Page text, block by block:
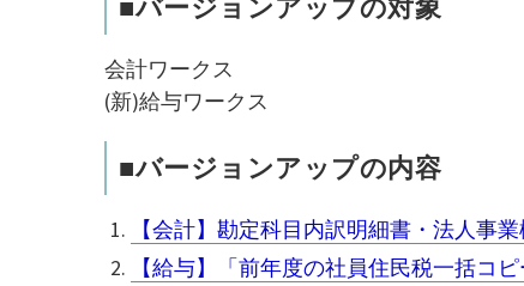
■バージョンアップの対象
会計ワークス
(新)給与ワークス
■バージョンアップの内容
【会計】勘定科目内訳明細書・法人事
【給与】「前年度の社員住民税一括コ